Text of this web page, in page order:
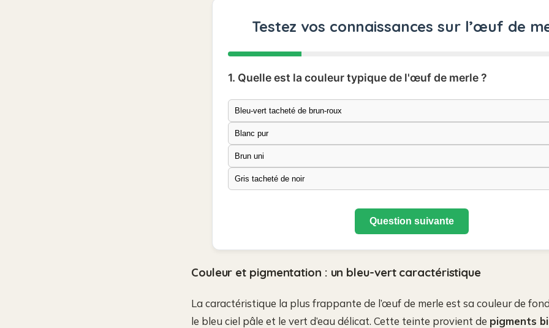
Testez vos connaissances sur l’œuf de
1. Quelle est la couleur typique de l'œuf de merle ?
Bleu-vert tacheté de brun-roux
Blanc pur
Brun uni
Gris tacheté de noir
Question suivante
Couleur et pigmentation : un bleu-vert caractéristique
La caractéristique la plus frappante de l’œuf de merle est sa couleur de
le bleu ciel pâle et le vert d’eau délicat. Cette teinte provient de pigments